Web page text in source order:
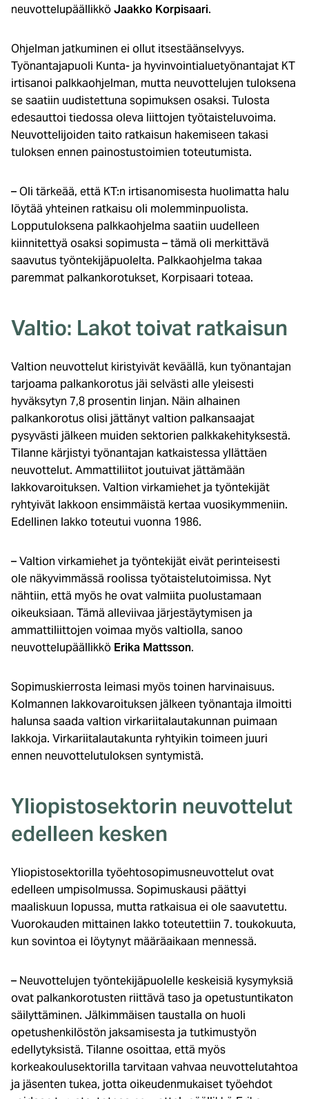
neuvottelupäällikköJaakko Korpisaari.
Ohjelman jatkuminen ei ollut itsestäänselvyys.
Työnantajapuoli Kunta- ja hyvinvointialuetyönantajat KT
irtisanoi palkkaohjelman, mutta neuvottelujen tuloksena
se saatiin uudistettuna sopimuksen osaksi. Tulosta
edesauttoi tiedossa oleva liittojen työtaisteluvoima.
Neuvottelijoiden taito ratkaisun hakemiseen takasi
tuloksen ennen painostustoimien toteutumista.
– Oli tärkeää, että KT:n irtisanomisesta huolimatta halu
löytää yhteinen ratkaisu oli molemminpuolista.
Lopputuloksena palkkaohjelma saatiin uudelleen
kiinnitettyä osaksi sopimusta – tämä oli merkittävä
saavutus työntekijäpuolelta. Palkkaohjelma takaa
paremmat palkankorotukset, Korpisaari toteaa.
Valtio: Lakot toivat ratkaisun
Valtion neuvottelut kiristyivät keväällä, kun työnantajan
tarjoama palkankorotus jäi selvästi alle yleisesti
hyväksytyn 7,8 prosentin linjan. Näin alhainen
palkankorotus olisi jättänyt valtion palkansaajat
pysyvästi jälkeen muiden sektorien palkkakehityksestä.
Tilanne kärjistyi työnantajan katkaistessa yllättäen
neuvottelut. Ammattiliitot joutuivat jättämään
lakkovaroituksen. Valtion virkamiehet ja työntekijät
ryhtyivät lakkoon ensimmäistä kertaa vuosikymmeniin.
Edellinen lakko toteutui vuonna 1986.
– Valtion virkamiehet ja työntekijät eivät perinteisesti
ole näkyvimmässä roolissa työtaistelutoimissa. Nyt
nähtiin, että myös he ovat valmiita puolustamaan
oikeuksiaan. Tämä alleviivaa järjestäytymisen ja
ammattiliittojen voimaa myös valtiolla, sanoo
neuvottelupäällikkö Erika Mattsson.
Sopimuskierrosta leimasi myös toinen harvinaisuus.
Kolmannen lakkovaroituksen jälkeen työnantaja ilmoitti
halunsa saada valtion virkariitalautakunnan puimaan
lakkoja. Virkariitalautakunta ryhtyikin toimeen juuri
ennen neuvottelutuloksen syntymistä.
Yliopistosektorin neuvottelut
edelleen kesken
Yliopistosektorilla työehtosopimusneuvottelut ovat
edelleen umpisolmussa. Sopimuskausi päättyi
maaliskuun lopussa, mutta ratkaisua ei ole saavutettu.
Vuorokauden mittainen lakko toteutettiin 7. toukokuuta,
kun sovintoa ei löytynyt määräaikaan mennessä.
– Neuvottelujen työntekijäpuolelle keskeisiä kysymyksiä
ovat palkankorotusten riittävä taso ja opetustuntikaton
säilyttäminen. Jälkimmäisen taustalla on huoli
opetushenkilöstön jaksamisesta ja tutkimustyön
edellytyksistä. Tilanne osoittaa, että myös
korkeakoulusektorilla tarvitaan vahvaa neuvottelutahtoa
ja jäsenten tukea, jotta oikeudenmukaiset työehdot